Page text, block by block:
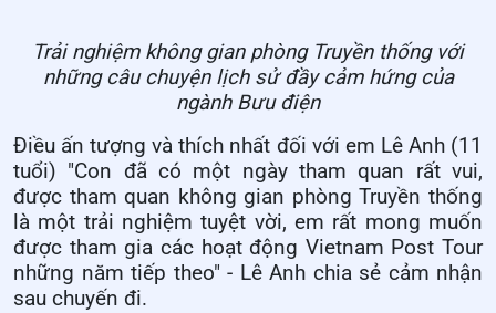
Trải nghiệm không gian phòng Truyền thống với
những câu chuyện lịch sử đầy cảm hứng của
ngành Bưu điện
Điều ấn tượng và thích nhất đối với em Lê Anh (11
tuổi) "Con đã có một ngày tham quan rất vui,
được tham quan không gian phòng Truyền thống
là một trải nghiệm tuyệt vời, em rất mong muốn
được tham gia các hoạt động Vietnam Post Tour
những năm tiếp theo" - Lê Anh chia sẻ cảm nhận
sau chuyến đi.